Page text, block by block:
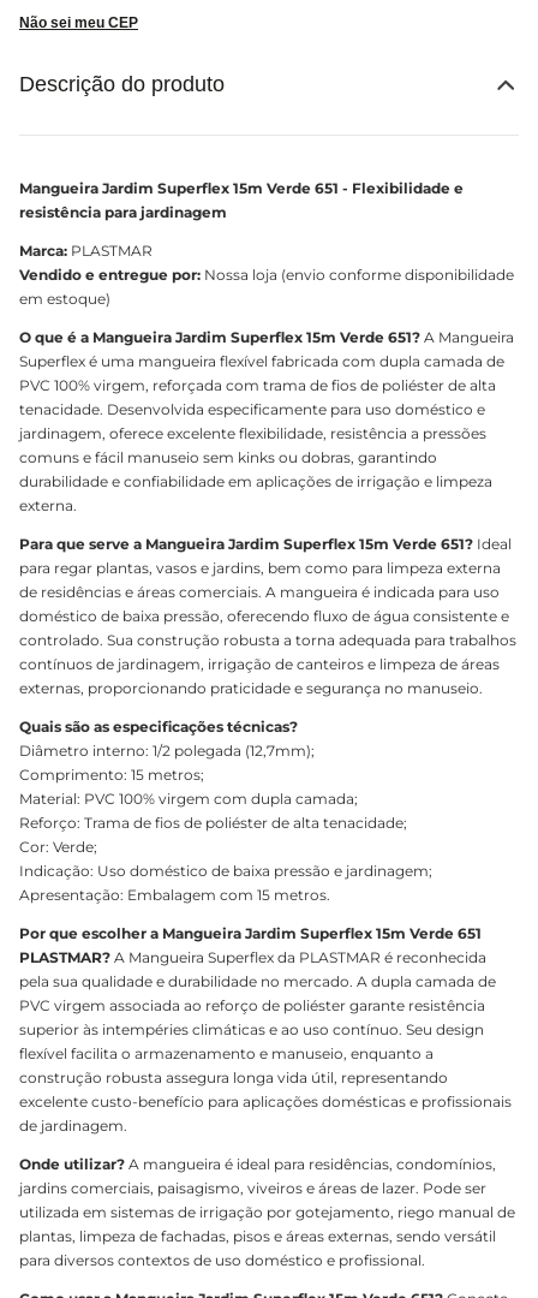
Não sei meu CEP
Descrição do produto
Mangueira Jardim Superflex 15m Verde 651 - Flexibilidade e
resistência para jardinagem
Marca: PLASTMAR
Vendido e entregue por: Nossa loja (envio conforme disponibilidade
em estoque)
O que é a Mangueira Jardim Superflex 15m Verde 651? A Mangueira
Superflex é uma mangueira flexível fabricada com dupla camada de
PVC 100% virgem, reforçada com trama de fios de poliéster de alta
tenacidade. Desenvolvida especificamente para uso doméstico e
jardinagem, oferece excelente flexibilidade, resistência a pressões
comuns e fácil manuseio sem kinks ou dobras, garantindo
durabilidade e confiabilidade em aplicações de irrigação e limpeza
externa.
Para que serve a Mangueira Jardim Superflex 15m Verde 651? Ideal
para regar plantas, vasos e jardins, bem como para limpeza externa
de residências e áreas comerciais. A mangueira é indicada para uso
doméstico de baixa pressão, oferecendo fluxo de água consistente e
controlado. Sua construção robusta a torna adequada para trabalhos
contínuos de jardinagem, irrigação de canteiros e limpeza de áreas
externas, proporcionando praticidade e segurança no manuseio.
Quais são as especificações técnicas?
Diâmetro interno: 1/2 polegada (12,7mm);
Comprimento: 15 metros;
Material: PVC 100% virgem com dupla camada;
Reforço: Trama de fios de poliéster de alta tenacidade;
Cor: Verde;
Indicação: Uso doméstico de baixa pressão e jardinagem;
Apresentação: Embalagem com 15 metros.
Por que escolher a Mangueira Jardim Superflex 15m Verde 651
PLASTMAR? A Mangueira Superflex da PLASTMAR é reconhecida
pela sua qualidade e durabilidade no mercado. A dupla camada de
PVC virgem associada ao reforço de poliéster garante resistência
superior às intempéries climáticas e ao uso contínuo. Seu design
flexível facilita o armazenamento e manuseio, enquanto a
construção robusta assegura longa vida útil, representando
excelente custo-benefício para aplicações domésticas e profissionais
de jardinagem.
Onde utilizar? A mangueira é ideal para residências, condomínios,
jardins comerciais, paisagismo, viveiros e áreas de lazer. Pode ser
utilizada em sistemas de irrigação por gotejamento, riego manual de
plantas, limpeza de fachadas, pisos e áreas externas, sendo versátil
para diversos contextos de uso doméstico e profissional.